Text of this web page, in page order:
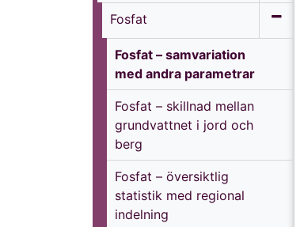
Fosfat
Fosfat – samvariation
med andra parametrar
Fosfat – skillnad mellan
grundvattnet i jord och
berg
Fosfat – översiktlig
statistik med regional
indelning